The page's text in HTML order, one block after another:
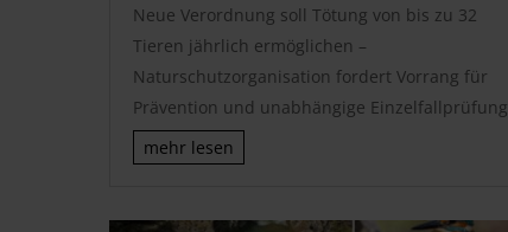
Neue Verordnung soll Tötung von bis zu 32
Tieren jährlich ermöglichen –
Naturschutzorganisation fordert Vorrang für
Prävention und unabhängige Einzelfallprüfung
mehr lesen